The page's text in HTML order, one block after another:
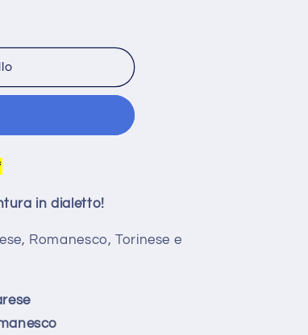
in dialetto!
Romanesco, Torinese e